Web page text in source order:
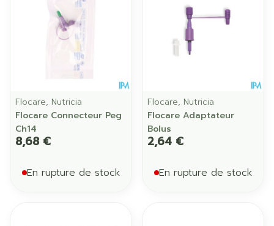
Flocare, Nutricia
Flocare Connecteur Peg
Ch14
8,68 €
En rupture de stock
Flocare, Nutricia
Flocare Adaptateur
Bolus
2,64 €
En rupture de stock